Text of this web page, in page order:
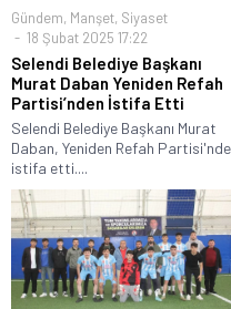
Gündem, Manşet, Siyaset
18 Şubat 2025 17:22
Selendi Belediye Başkanı
Murat Daban Yeniden Refah
Partisi’nden İstifa Etti
Selendi Belediye Başkanı Murat
Daban, Yeniden Refah
istifa etti....